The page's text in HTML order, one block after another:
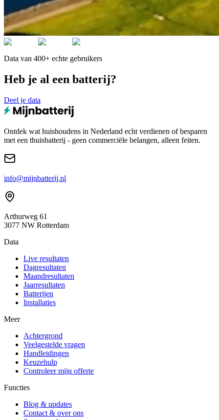
Data van 400+ echte gebruikers
Heb je al een batterij?
Deel je data
Ontdek wat huishoudens in Nederland echt verdienen of besparen
met een thuisbatterij - geen commerciële belangen, alleen feiten.
info@mijnbatterij.nl
Arthurweg 61
3077 NW Rotterdam
Data
Live resultaten
Dagresultaten
Maandresultaten
Jaarresultaten
Batterijen
Installaties
Meer
Achtergrond
Veelgestelde vragen
Handleidingen
Keuzehulp
Controleer mijn offerte
Functies
Blog & updates
Contact & over ons